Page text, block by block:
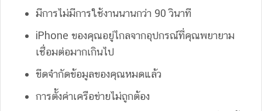
มีการไม่มีการใช้งานนานกว่า 90 วินาที
iPhone ของคุณอยู่ไกลจากอุปกรณ์ที่คุณพยายาม
เชื่อมต่อมากเกินไป
ขีดจำกัดข้อมูลของคุณหมดแล้ว
การตั้งค่าเครือข่ายไม่ถูกต้อง